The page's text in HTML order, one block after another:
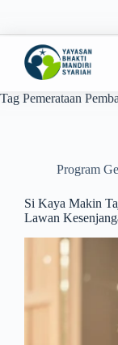
Tag Pemerataan
Program
Si Kaya Makin
Lawan